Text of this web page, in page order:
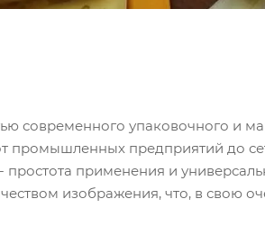
современного упаковочного и
промышленных предприятий до
применения и
изображения, что, в свою